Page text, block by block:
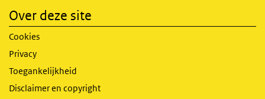
Over deze site
Cookies
Privacy
Toegankelijkheid
Disclaimer en copyright